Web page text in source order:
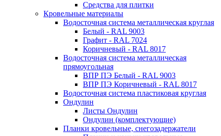
Средства для плитки
Кровельные материалы
Водосточная система металлическая круглая
Белый - RAL 9003
Графит - RAL 7024
Коричневый - RAL 8017
Водосточная система металлическая
прямоугольная
ВПР ПЭ Белый - RAL 9003
ВПР ПЭ Коричневый - RAL 8017
Водосточная система пластиковая круглая
Ондулин
Листы Ондулин
Ондулин (комплектующие)
Планки кровельные, снегозадержатели